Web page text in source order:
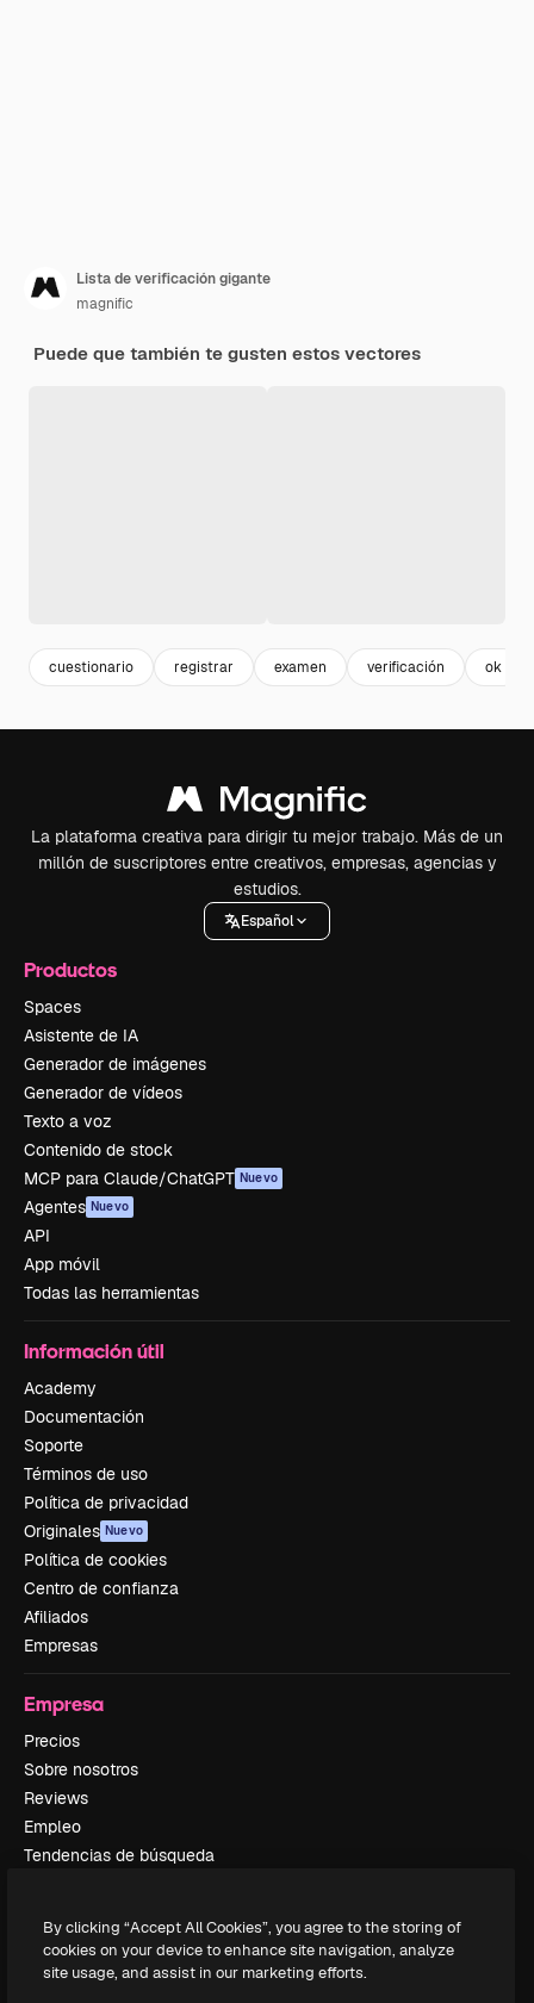
Lista de verificación gigante
magnific
Puede que también te gusten estos vectores
cuestionario registrar examen verificación ok
La plataforma creativa para dirigir tu mejor trabajo. Más de un
millón de suscriptores entre creativos, empresas, agencias y
estudios.
Español
Productos
Spaces
Asistente de IA
Generador de imágenes
Generador de vídeos
Texto a voz
Contenido de stock
MCP para Claude/ChatGPT Nuevo
Agentes Nuevo
API
App móvil
Todas las herramientas
Información útil
Academy
Documentación
Soporte
Términos de uso
Política de privacidad
Originales Nuevo
Política de cookies
Centro de confianza
Afiliados
Empresas
Empresa
Precios
Sobre nosotros
Reviews
Empleo
Tendencias de búsqueda
Slidesgo
Vender contenido
By clicking “Accept All Cookies”, you agree to the storing of
cookies on your device to enhance site navigation, analyze
site usage, and assist in our marketing efforts.